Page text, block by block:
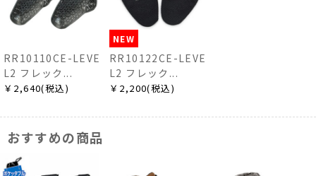
RR10110CE-LEVE
L2 フレック...
￥2,640(税込)
NEW
RR10122CE-LEVE
L2 フレック...
￥2,200(税込)
おすすめの商品